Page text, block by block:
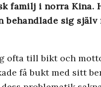
familj i norra
behandlade sig
ofta till bikt och
få bukt med sitt